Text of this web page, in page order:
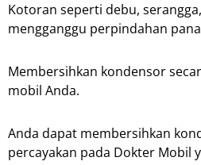
Kotoran seperti debu,
mengganggu perpindahan
Membersihkan kondensor
mobil Anda.
Anda dapat membersihkan
percayakan pada Dokter Mobil